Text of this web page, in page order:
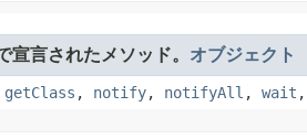
言されたメソッド。 オブジェクト
getClass , notify, notifyAll , wait